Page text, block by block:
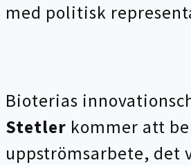
med politisk
Bioterias
Stetler kommer att
uppströmsarbete, det